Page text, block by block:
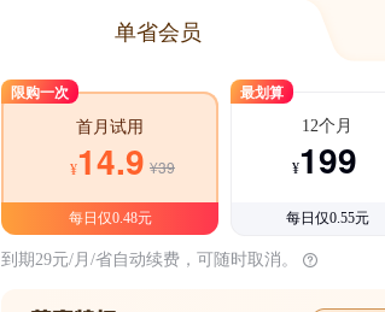
单省会员
限购一次
首月试用
¥14.9 ¥39
每日仅0.48元
最划算
12个月
¥199
每日仅0.55元
到期29元/月/省自动续费，可随时取消。